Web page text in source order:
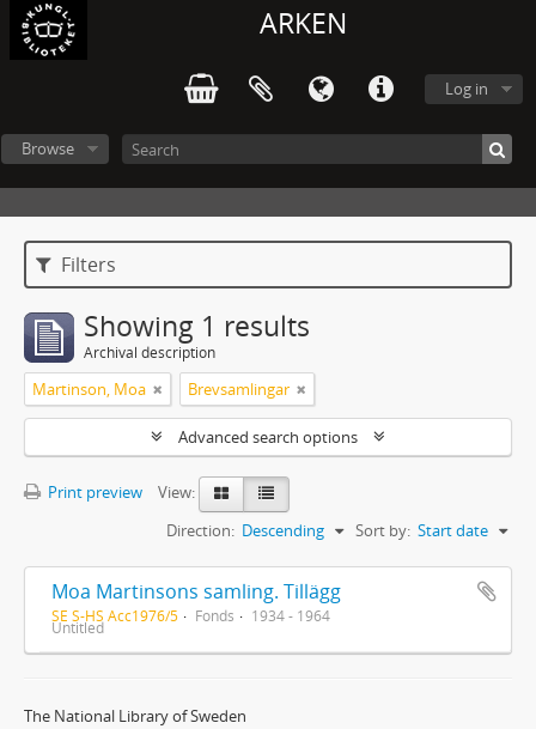
ARKEN
Log in
Browse
Filters
Showing 1 results
Archival description
Martinson, Moa Brevsamlingar
Advanced search options
Print preview
View:
Sort by: Start date
Direction: Descending
Moa Martinsons samling. Tillägg
SE S-HS Acc1976/5 Fonds 1934 - 1964
Untitled
The National Library of Sweden